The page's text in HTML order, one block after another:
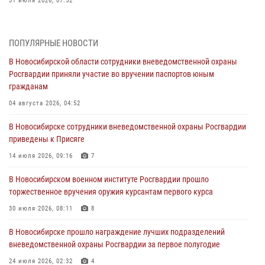
При силовой поддержке бойцов ОМОН и СОБР Росгвардии
пресечена деятельность группы лиц, причастных к мошенничеству
в сфере страхования
В Новосибирске сотрудниками вневедомственной охраны
Росгвардии задержан гражданин, находящийся в розыске
В Новосибирске военнослужащие отряда спецназа «Ермак»
Росгвардии провели занятия по беспарашютному десантированию
В Новосибирске военнослужащие Росгвардии почтили память детей
– жертв войны в Донбассе
ПОПУЛЯРНЫЕ НОВОСТИ
В Новосибирской области сотрудники вневедомственной охраны
Росгвардии приняли участие во вручении паспортов юным
гражданам
04 августа 2026, 04:52
В Новосибирске сотрудники вневедомственной охраны Росгвардии
приведены к Присяге
14 июля 2026, 09:16 7
В Новосибирском военном институте Росгвардии прошло
торжественное вручения оружия курсантам первого курса
30 июля 2026, 08:11 8
В Новосибирске прошло награждение лучших подразделений
вневедомственной охраны Росгвардии за первое полугодие
24 июля 2026, 02:32 4